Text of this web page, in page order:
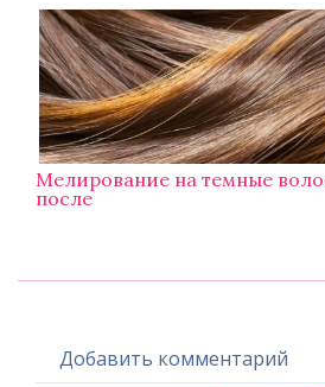
Мелирование на темные
после
Добавить комментарий